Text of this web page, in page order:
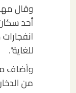
أحد
للغاية".
وأضاف
من